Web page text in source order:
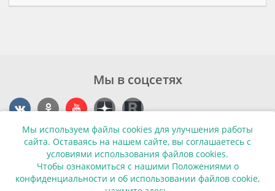
Мы используем файлы cookies для улучшения работы
сайта. Оставаясь на нашем сайте, вы соглашаетесь с
условиями использования файлов cookies.
Чтобы ознакомиться с нашими Положениями о
конфиденциальности и об использовании файлов cookie,
Мы в соцсетях
Контакты
г. Калининград, ул. Эпроновская, 1
Часы работы: с 10:00 до 20:00